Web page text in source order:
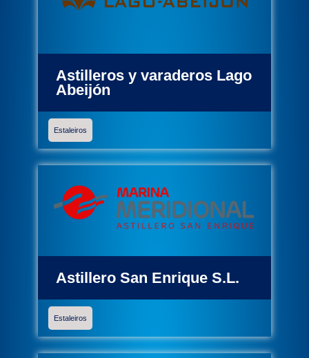
Astilleros y varaderos Lago
Abeijón
Estaleiros
Astillero San Enrique S.L.
Estaleiros